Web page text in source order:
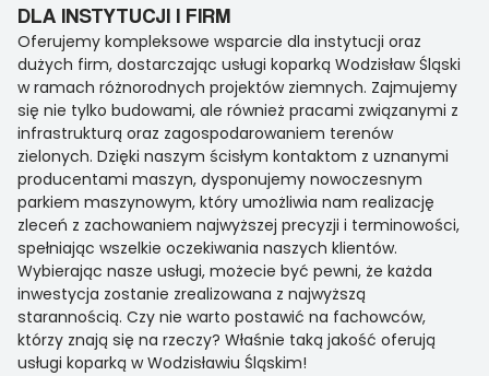
DLA INSTYTUCJI I FIRM
Oferujemy kompleksowe wsparcie dla instytucji oraz
dużych firm, dostarczając usługi koparką Wodzisław Śląski
w ramach różnorodnych projektów ziemnych. Zajmujemy
się nie tylko budowami, ale również pracami związanymi z
infrastrukturą oraz zagospodarowaniem terenów
zielonych. Dzięki naszym ścisłym kontaktom z uznanymi
producentami maszyn, dysponujemy nowoczesnym
parkiem maszynowym, który umożliwia nam realizację
zleceń z zachowaniem najwyższej precyzji i terminowości,
spełniając wszelkie oczekiwania naszych klientów.
Wybierając nasze usługi, możecie być pewni, że każda
inwestycja zostanie zrealizowana z najwyższą
starannością. Czy nie warto postawić na fachowców,
którzy znają się na rzeczy? Właśnie taką jakość oferują
usługi koparką w Wodzisławiu Śląskim!